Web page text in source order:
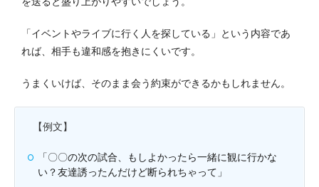
「イベントやライブに行く人を探している」という内容であ
れば、相手も違和感を抱きにくいです。
うまくいけば、そのまま会う約束ができるかもしれません。
【例文】
「〇〇の次の試合、もしよかったら一緒に観に行かな
い？友達誘ったんだけど断られちゃって」